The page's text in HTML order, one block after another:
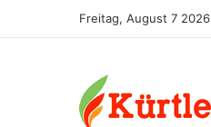
Freitag, August 7 2026